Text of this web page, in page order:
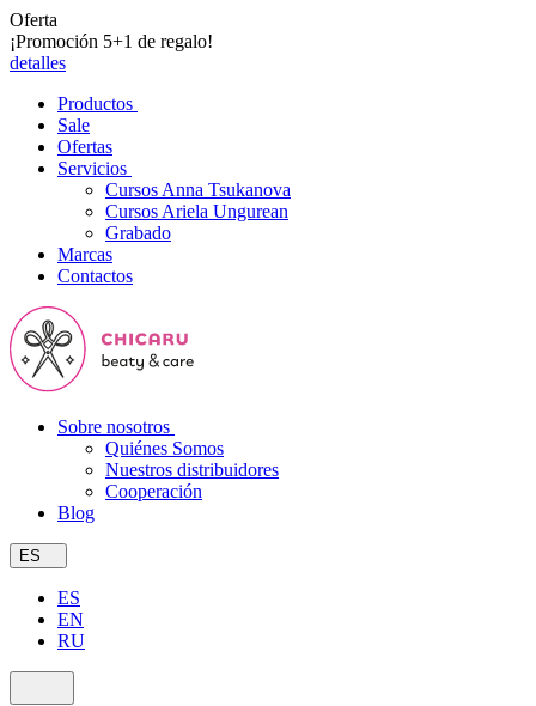
Oferta
¡Promoción 5+1 de regalo!
detalles
Productos
Sale
Ofertas
Servicios
Cursos Anna Tsukanova
Cursos Ariela Ungurean
Grabado
Marcas
Contactos
Sobre nosotros
Quiénes Somos
Nuestros distribuidores
Cooperación
Blog
ES
ES
EN
RU